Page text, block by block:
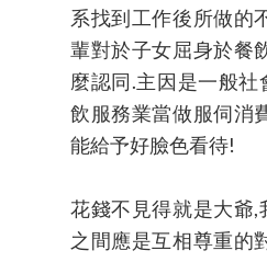
系找到工作後所做的
輩對於子女屈身於餐
麼認同.主因是一般社
飲服務業當做服伺消
能給予好臉色看待!
花錢不見得就是大爺,
之間應是互相尊重的